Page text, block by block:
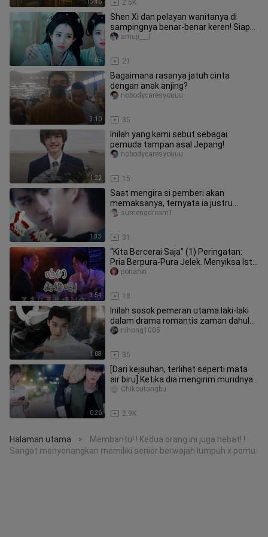
15:46 2.5K
1:05
Shen Xi dan pelayan wanitanya di
sampingnya benar‑benar keren! Siapa
yang mengerti ketajaman indrany
21
amuji___i
3:10
Bagaimana rasanya jatuh cinta
dengan anak anjing?
35
nobodycaresyouuu
1:22
Inilah yang kami sebut sebagai
pemuda tampan asal Jepang!
15
nobodycaresyouuu
1:33
Saat mengira si pemberi akan
memaksanya, ternyata ia justru
terkulai di pelukan si penerima sambil
31
sumengdream1
3:54
“Kita Bercerai Saja” (1) Peringatan:
Pria Berpura-Pura Jelek. Menyiksa Istri
Seketika Terasa Enak, M
18
ponanxi
1:08
Inilah sosok pemeran utama laki-laki
dalam drama romantis zaman dahulu
yang memang diinginkan penont
35
nihong1005
0:26
[Dari kejauhan, terlihat seperti mata
air biru] Ketika dia mengirim muridnya
yang sedang tidur ke ru
2.9K
Chikoutangbu
Halaman utama >
Membantu! ! Kedua orang ini juga hebat! !
Sangat menyenangkan memiliki senior berwajah lumpuh x pemu